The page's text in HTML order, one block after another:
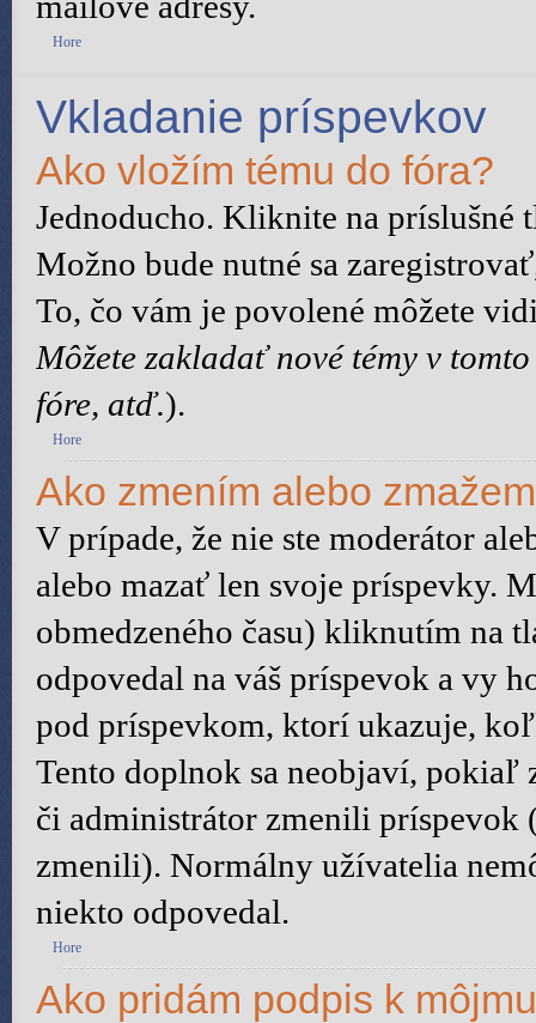
Hore
Vkladanie príspevkov
Ako vložím tému do fóra?
Jednoducho. Kliknite na príslušné
Možno bude nutné sa
To, čo vám je povolené môžete
Môžete zakladať nové témy v
fóre, atď.).
Hore
Ako zmením alebo
V prípade, že nie ste moderátor
alebo mazať len svoje príspevky.
obmedzeného času) kliknutím na
odpovedal na váš príspevok a vy
pod príspevkom, ktorí ukazuje,
Tento doplnok sa neobjaví, pokiaľ
či administrátor zmenili príspevok
zmenili). Normálny užívatelia
niekto odpovedal.
Hore
Ako pridám podpis k